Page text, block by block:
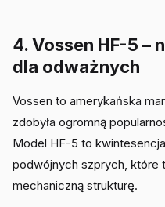
4. Vossen HF-5 –
dla odważnych
Vossen to amerykańska
zdobyła ogromną
Model HF-5 to
podwójnych szprych, które
mechaniczną strukturę.